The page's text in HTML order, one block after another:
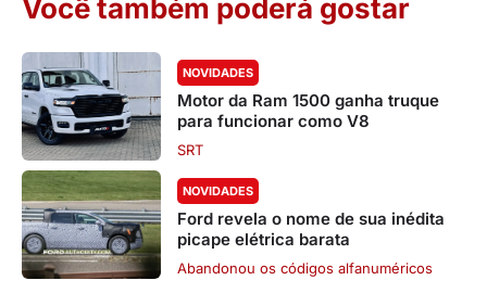
Você também poderá gostar
NOVIDADES
Motor da Ram 1500 ganha truque
para funcionar como V8
SRT
NOVIDADES
Ford revela o nome de sua inédita
picape elétrica barata
Abandonou os códigos alfanuméricos